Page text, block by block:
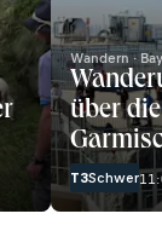
Wandern ·
über
T3Schwer